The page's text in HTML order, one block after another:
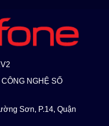
NGHỆ SỐ
Sơn, P.14, Quận